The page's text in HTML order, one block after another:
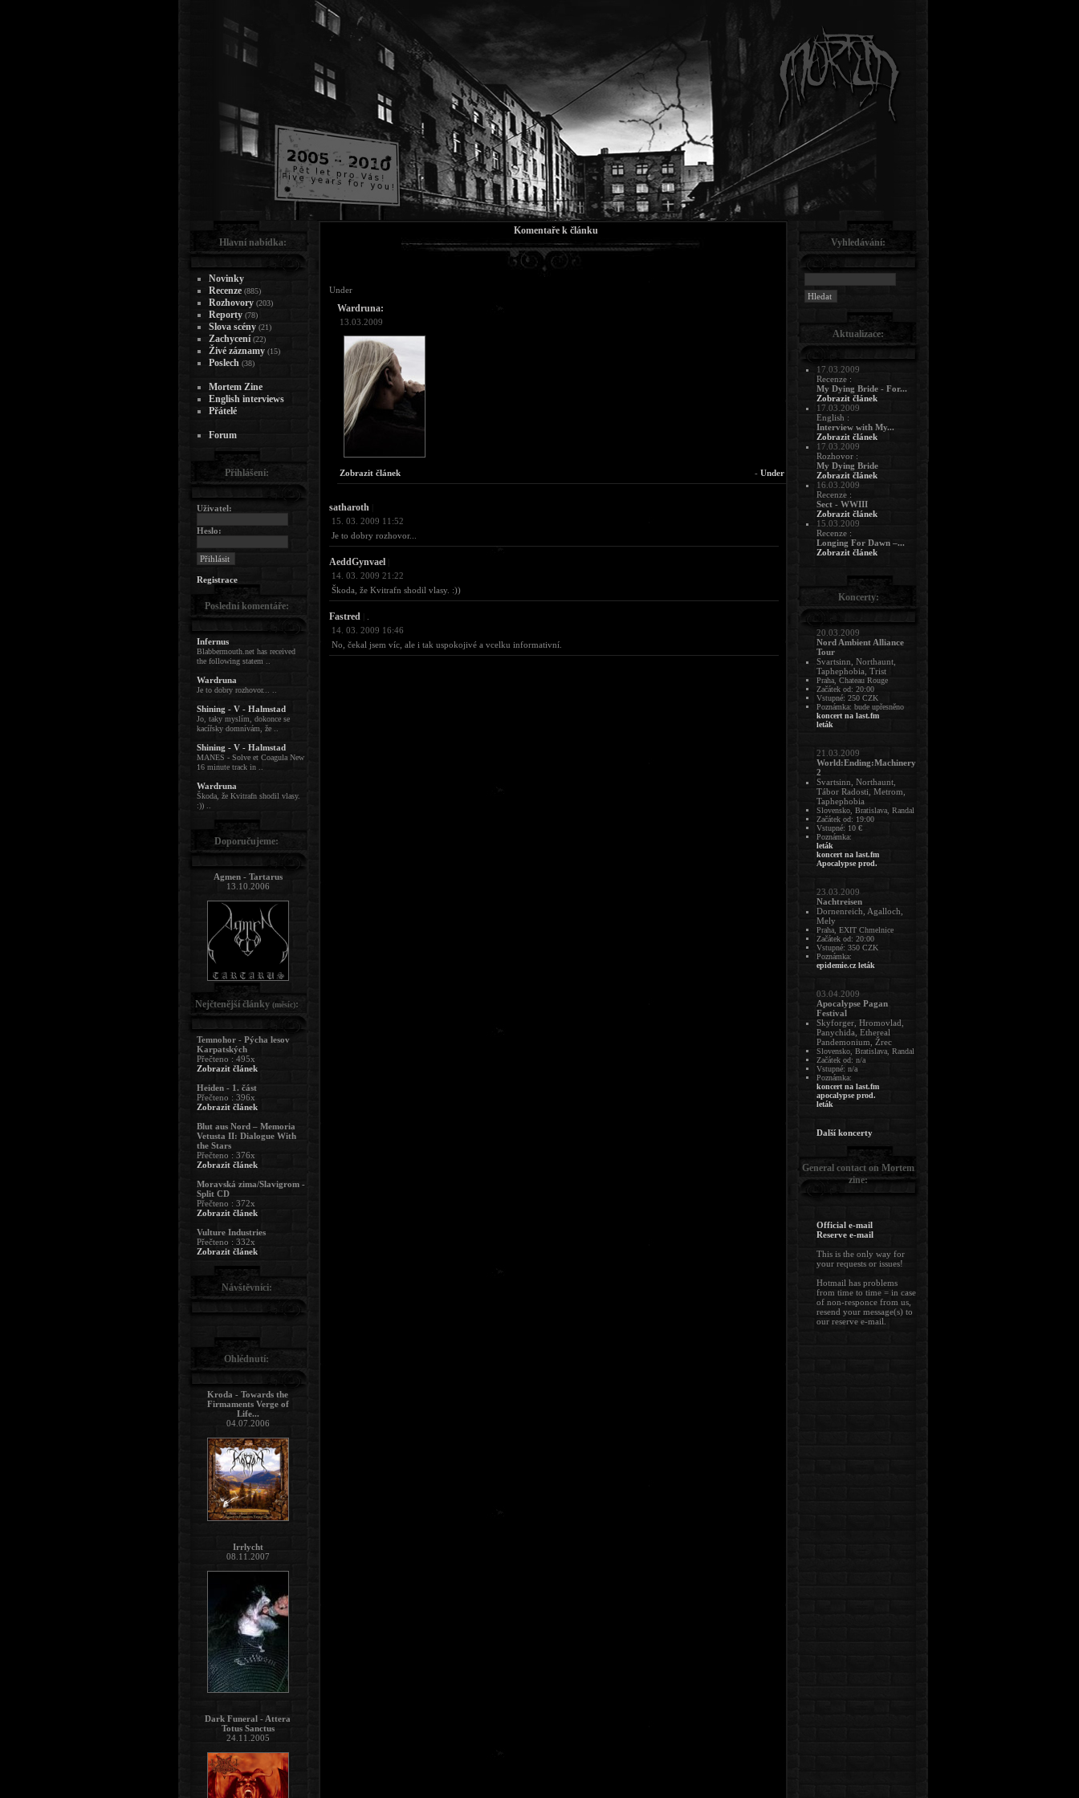
Komentaře k článku
Under
Wardruna:
13.03.2009
Zobrazit článek - Under
satharoth
15. 03. 2009 11:52
Je to dobry rozhovor...
AeddGynvael
14. 03. 2009 21:22
Škoda, že Kvitrafn shodil vlasy. :))
Fastred
14. 03. 2009 16:46
No, čekal jsem víc, ale i tak uspokojivé a vcelku informativní.
Hlavní nabídka:
Novinky
Recenze (885)
Rozhovory (203)
Reporty (78)
Slova scény (21)
Zachycení (22)
Živé záznamy (15)
Poslech (38)
Mortem Zine
English interviews
Přátelé
Forum
Přihlášení:
Uživatel:
Heslo:
Registrace
Poslední komentáře:
Infernus
Blabbermouth.net has received
the following statem ..
Wardruna
Je to dobry rozhovor... ..
Shining - V - Halmstad
Jo, taky myslím, dokonce se
kacířsky domnívám, že ..
Shining - V - Halmstad
MANES - Solve et Coagula New
16 minute track in ..
Wardruna
Škoda, že Kvitrafn shodil vlasy.
:)) ..
Doporučujeme:
Agmen - Tartarus
13.10.2006
Nejčtenější články (měsíc):
Temnohor - Pýcha lesov
Karpatských
Přečteno : 495x
Zobrazit článek
Heiden - 1. část
Přečteno : 396x
Zobrazit článek
Blut aus Nord – Memoria
Vetusta II: Dialogue With
the Stars
Přečteno : 376x
Zobrazit článek
Moravská zima/Slavigrom -
Split CD
Přečteno : 372x
Zobrazit článek
Vulture Industries
Přečteno : 332x
Zobrazit článek
Návštěvníci:
Ohlédnutí:
Kroda - Towards the
Firmaments Verge of
Life...
04.07.2006
Irrlycht
08.11.2007
Dark Funeral - Attera
Totus Sanctus
24.11.2005
Vyhledávání:
Aktualizace:
17.03.2009
Recenze :
My Dying Bride - For...
Zobrazit článek
17.03.2009
English :
Interview with My...
Zobrazit článek
17.03.2009
Rozhovor :
My Dying Bride
Zobrazit článek
16.03.2009
Recenze :
Sect - WWIII
Zobrazit článek
15.03.2009
Recenze :
Longing For Dawn –...
Zobrazit článek
Koncerty:
20.03.2009
Nord Ambient Alliance
Tour
Svartsinn, Northaunt,
Taphephobia, Trist
Praha, Chateau Rouge
Začátek od: 20:00
Vstupné: 250 CZK
Poznámka: bude upřesněno
koncert na last.fm
leták
21.03.2009
World:Ending:Machinery
2
Svartsinn, Northaunt,
Tábor Radosti, Metrom,
Taphephobia
Slovensko, Bratislava, Randal
Začátek od: 19:00
Vstupné: 10 €
Poznámka:
leták
koncert na last.fm
Apocalypse prod.
23.03.2009
Nachtreisen
Dornenreich, Agalloch,
Mely
Praha, EXIT Chmelnice
Začátek od: 20:00
Vstupné: 350 CZK
Poznámka:
epidemie.cz leták
03.04.2009
Apocalypse Pagan
Festival
Skyforger, Hromovlad,
Panychida, Ethereal
Pandemonium, Žrec
Slovensko, Bratislava, Randal
Začátek od: n/a
Vstupné: n/a
Poznámka:
koncert na last.fm
apocalypse prod.
leták
Další koncerty
General contact on Mortem
zine:
Official e-mail
Reserve e-mail
This is the only way for
your requests or issues!
Hotmail has problems
from time to time = in case
of non-responce from us,
resend your message(s) to
our reserve e-mail.